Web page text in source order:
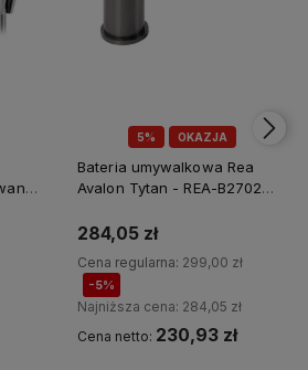
-
5% OKAZJA
Bateria umywalkowa Rea
Avalon Tytan - REA-B2702
REA5
284,05 zł
Cena regularna: 299,00 zł
-5%
Najniższa cena: 284,05 zł
Cena netto: 230,93 zł